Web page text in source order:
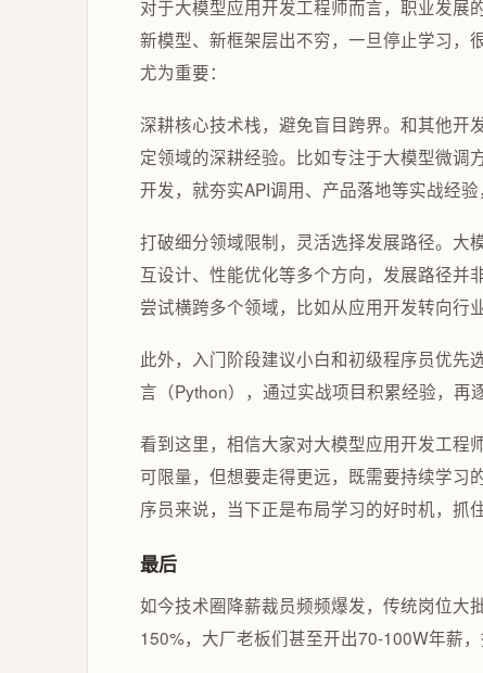
对于大模型应用开发工程师而言，职业发展
新模型、新框架层出不穷，一旦停止学习，
尤为重要：
深耕核心技术栈，避免盲目跨界。和其他开
定领域的深耕经验。比如专注于大模型微调
开发，就夯实API调用、产品落地等实战经
打破细分领域限制，灵活选择发展路径。大
互设计、性能优化等多个方向，发展路径并
尝试横跨多个领域，比如从应用开发转向行
此外，入门阶段建议小白和初级程序员优先
言（Python），通过实战项目积累经验，再
看到这里，相信大家对大模型应用开发工程
可限量，但想要走得更远，既需要持续学习
序员来说，当下正是布局学习的好时机，抓
最后
如今技术圈降薪裁员频频爆发，传统岗位大
150%，大厂老板们甚至开出70-100W年薪，